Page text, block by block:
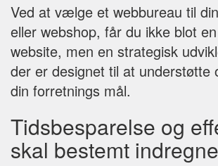
Ved at vælge et webbureau til
eller webshop, får du ikke blot
website, men en strategisk
der er designet til at understøtte
din forretnings mål.
Tidsbesparelse og
skal bestemt